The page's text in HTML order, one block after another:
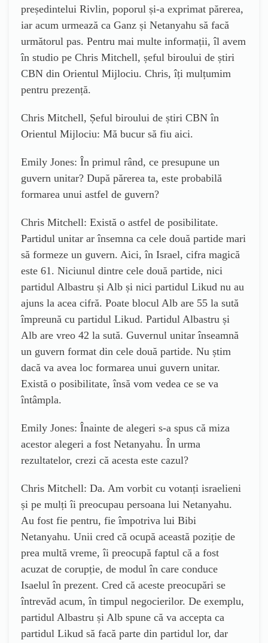
președintelui Rivlin, poporul și-a exprimat părerea,
iar acum urmează ca Ganz și Netanyahu să facă
următorul pas. Pentru mai multe informații, îl avem
în studio pe Chris Mitchell, șeful biroului de știri
CBN din Orientul Mijlociu. Chris, îți mulțumim
pentru prezență.
Chris Mitchell, Șeful biroului de știri CBN în
Orientul Mijlociu: Mă bucur să fiu aici.
Emily Jones: În primul rând, ce presupune un
guvern unitar? După părerea ta, este probabilă
formarea unui astfel de guvern?
Chris Mitchell: Există o astfel de posibilitate.
Partidul unitar ar însemna ca cele două partide mari
să formeze un guvern. Aici, în Israel, cifra magică
este 61. Niciunul dintre cele două partide, nici
partidul Albastru și Alb și nici partidul Likud nu au
ajuns la acea cifră. Poate blocul Alb are 55 la sută
împreună cu partidul Likud. Partidul Albastru și
Alb are vreo 42 la sută. Guvernul unitar înseamnă
un guvern format din cele două partide. Nu știm
dacă va avea loc formarea unui guvern unitar.
Există o posibilitate, însă vom vedea ce se va
întâmpla.
Emily Jones: Înainte de alegeri s-a spus că miza
acestor alegeri a fost Netanyahu. În urma
rezultatelor, crezi că acesta este cazul?
Chris Mitchell: Da. Am vorbit cu votanți israelieni
și pe mulți îi preocupau persoana lui Netanyahu.
Au fost fie pentru, fie împotriva lui Bibi
Netanyahu. Unii cred că ocupă această poziție de
prea multă vreme, îi preocupă faptul că a fost
acuzat de corupție, de modul în care conduce
Isaelul în prezent. Cred că aceste preocupări se
întrevăd acum, în timpul negocierilor. De exemplu,
partidul Albastru și Alb spune că va accepta ca
partidul Likud să facă parte din partidul lor, dar